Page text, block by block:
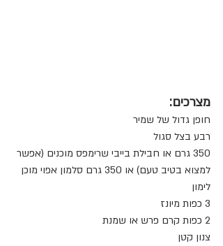
מצרכים:
חופן גדול של שמיר
רבע בצל סגול
350 גרם או חבילת בייבי שרימפס מוכנים (אפשר
למצוא בטיב טעם) או 350 גרם סלמון אפוי מוכן
לימון
3 כפות מיונז
2 כפות קרם פרש או שמנת
צנון קטן